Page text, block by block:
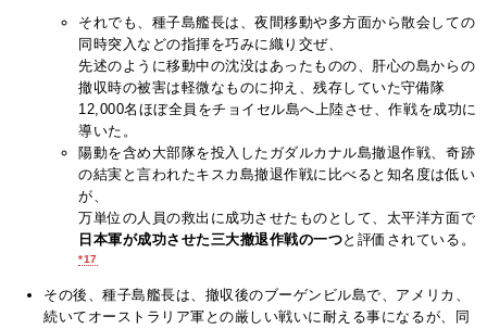
それでも、種子島艦長は、夜間移動や多方面から散会しての
同時突入などの指揮を巧みに織り交ぜ、
先述のように移動中の沈没はあったものの、肝心の島からの
撤収時の被害は軽微なものに抑え、残存していた守備隊
12,000名ほぼ全員をチョイセル島へ上陸させ、作戦を成功に
導いた。
陽動を含め大部隊を投入したガダルカナル島撤退作戦、奇跡
の結実と言われたキスカ島撤退作戦に比べると知名度は低い
が、
万単位の人員の救出に成功させたものとして、太平洋方面で
日本軍が成功させた三大撤退作戦の一つと評価されている。
*17
その後、種子島艦長は、撤収後のブーゲンビル島で、アメリカ、
続いてオーストラリア軍との厳しい戦いに耐える事になるが、同